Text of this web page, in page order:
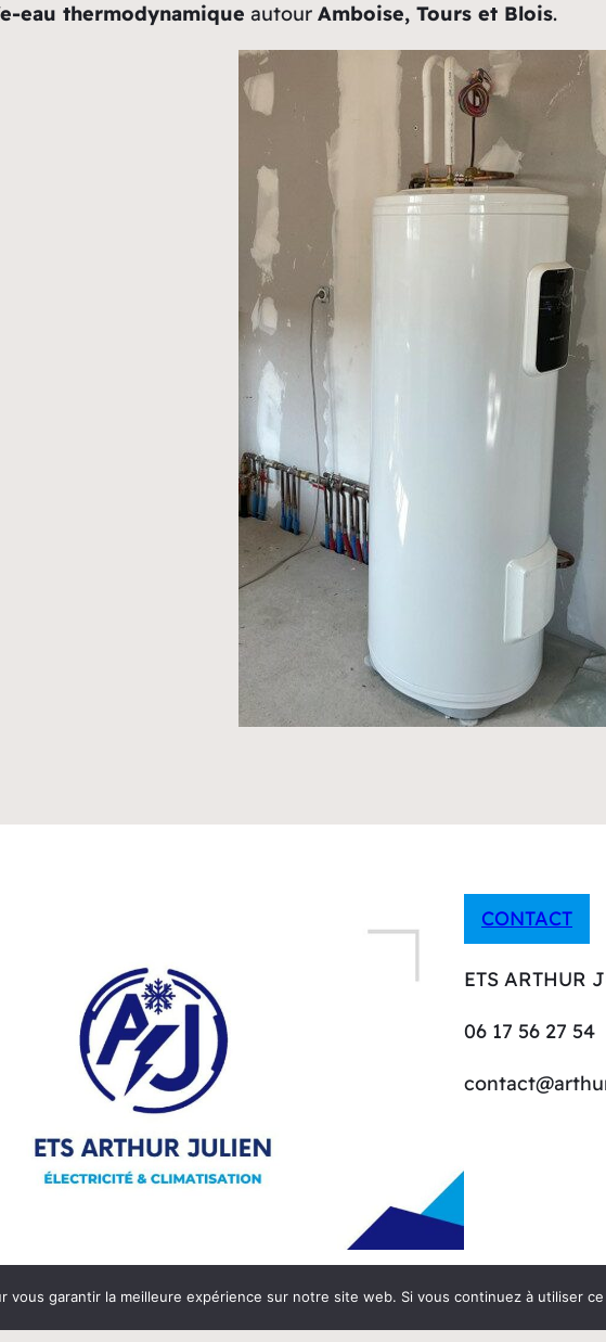
eau thermodynamique autour Amboise, Tours et Blois.
CONTACT
ETS ARTHUR
06 17 56 27 54
vous garantir la meilleure expérience sur notre site web. Si vous continuez à utiliser